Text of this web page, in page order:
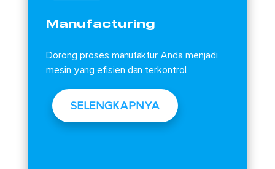
Manufacturing
Dorong proses manufaktur Anda menjadi
mesin yang efisien dan terkontrol.
SELENGKAPNYA